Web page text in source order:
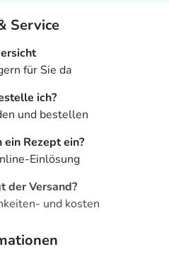
Service
für Sie da
ich?
und bestellen
Rezept ein?
Einlösung
der Versand?
und kosten